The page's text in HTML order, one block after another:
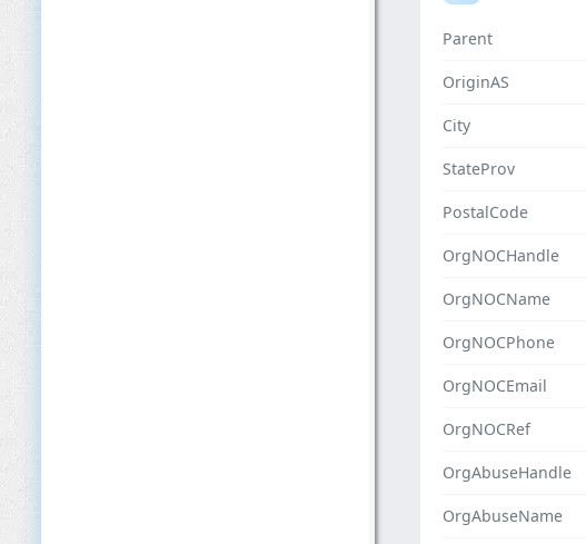
Parent
OriginAS
City
StateProv
PostalCode
OrgNOCHandle
OrgNOCName
OrgNOCPhone
OrgNOCEmail
OrgNOCRef
OrgAbuseHandle
OrgAbuseName